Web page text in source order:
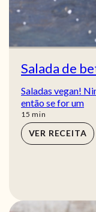
Salada de
Saladas vegan!
então se for um
15 min
min
VER RECEITA